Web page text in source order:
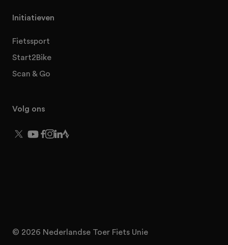
Initiatieven
Fietssport
Start2Bike
Scan & Go
Volg ons
© 2026 Nederlandse Toer Fiets Unie